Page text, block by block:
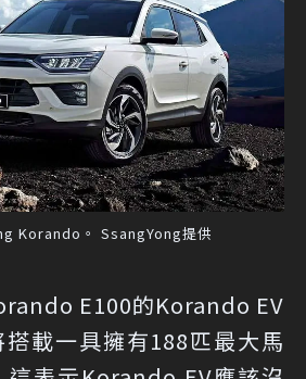
Korando。 SsangYong提供
E100的Korando EV
搭載一具擁有188匹最大馬